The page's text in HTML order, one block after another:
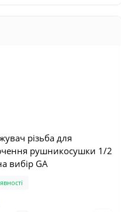
асиметрія ліва
0різьба для
рушникосушки 1/2
вибір GA